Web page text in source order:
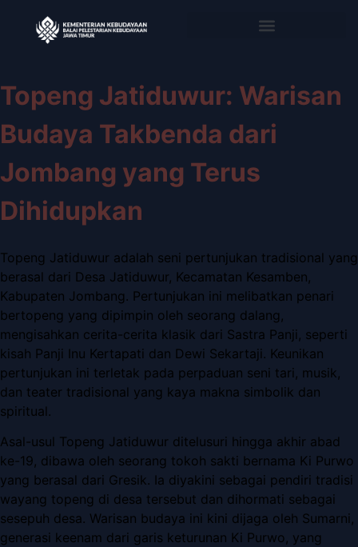
Topeng Jatiduwur: Warisan
Budaya Takbenda dari
Jombang yang Terus
Dihidupkan
Topeng Jatiduwur adalah seni pertunjukan tradisional yang
berasal dari Desa Jatiduwur, Kecamatan Kesamben,
Kabupaten Jombang. Pertunjukan ini melibatkan penari
bertopeng yang dipimpin oleh seorang dalang,
mengisahkan cerita-cerita klasik dari Sastra Panji, seperti
kisah Panji Inu Kertapati dan Dewi Sekartaji. Keunikan
pertunjukan ini terletak pada perpaduan seni tari, musik,
dan teater tradisional yang kaya makna simbolik dan
spiritual.
Asal-usul Topeng Jatiduwur ditelusuri hingga akhir abad
ke-19, dibawa oleh seorang tokoh sakti bernama Ki Purwo
yang berasal dari Gresik. Ia diyakini sebagai pendiri tradisi
wayang topeng di desa tersebut dan dihormati sebagai
sesepuh desa. Warisan budaya ini kini dijaga oleh Sumarni,
generasi keenam dari garis keturunan Ki Purwo, yang